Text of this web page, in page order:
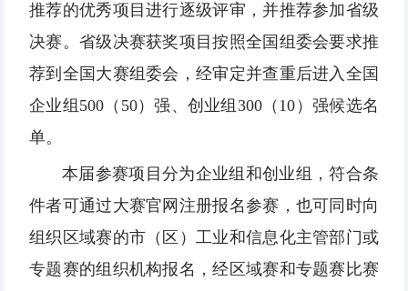
推荐的优秀项目进行逐级评审，并推荐参加省级
决赛。省级决赛获奖项目按照全国组委会要求推
荐到全国大赛组委会，经审定并查重后进入全国
企业组500（50）强、创业组300（10）强候选名
单。
本届参赛项目分为企业组和创业组，符合条
件者可通过大赛官网注册报名参赛，也可同时向
组织区域赛的市（区）工业和信息化主管部门或
专题赛的组织机构报名，经区域赛和专题赛比赛